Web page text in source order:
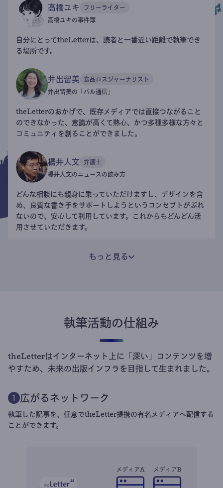
高橋ユキ フリーライター
高橋ユキの事件簿
自分にとってtheLetterは、読者と一番近い距離で執筆でき
る場所です。
井出留美 食品ロスジャーナリスト
井出留美の「パル通信」
theLetterのおかげで、既存メディアでは直接つながること
のできなかった、意識が高くて熱心、かつ多種多様な方々と
コミュニティを創ることができました。
楊井人文 弁護士
楊井人文のニュースの読み方
どんな相談にも親身に乗っていただけますし、デザインを含
め、良質な書き手をサポートしようというコンセプトがぶれ
ないので、安心して利用しています。これからもどんどん活
用させていただきます。
もっと見る
執筆活動の仕組み
theLetterはインターネット上に「深い」コンテンツを増
やすため、未来の出版インフラを目指して生まれました。
1 広がるネットワーク
執筆した記事を、任意でtheLetter提携の有名メディアへ配信する
ことができます。